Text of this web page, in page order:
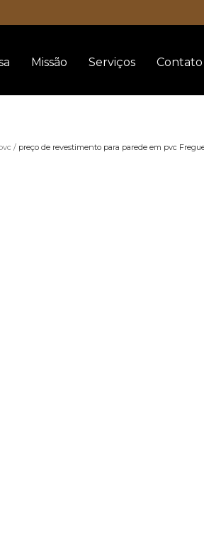
Missão Serviços Contato
preço de revestimento para parede em pvc